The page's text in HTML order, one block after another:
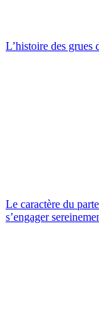
L’histoire des grues
Le caractère du
s’engager